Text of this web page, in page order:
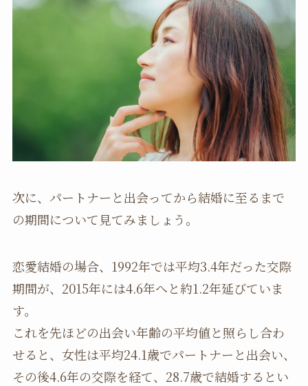
次に、パートナーと出会ってから結婚に至るまで
の期間について見てみましょう。
恋愛結婚の場合、1992年では平均3.4年だった交際
期間が、2015年には4.6年へと約1.2年延びていま
す。
これを先ほどの出会い年齢の平均値と照らし合わ
せると、女性は平均24.1歳でパートナーと出会い、
その後4.6年の交際を経て、28.7歳で結婚するとい